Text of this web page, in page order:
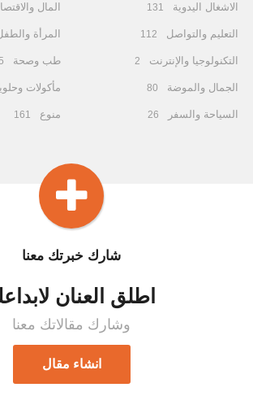
الاشغال اليدوية 131
التعليم والتواصل 112
التكنولوجيا والإنترنت 2
الجمال والموضة 80
السياحة والسفر 26
المال
المرأة
طب وصحة
مأكولات
منوع 161
شارك خبرتك معنا
اطلق العنان
وشارك مقالاتك معنا
انشاء مقال